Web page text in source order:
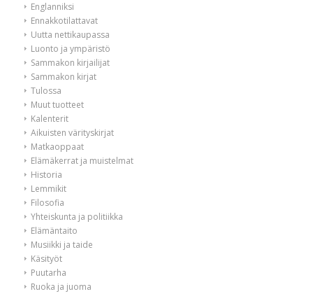
Englanniksi
Ennakkotilattavat
Uutta nettikaupassa
Luonto ja ympäristö
Sammakon kirjailijat
Sammakon kirjat
Tulossa
Muut tuotteet
Kalenterit
Aikuisten värityskirjat
Matkaoppaat
Elämäkerrat ja muistelmat
Historia
Lemmikit
Filosofia
Yhteiskunta ja politiikka
Elämäntaito
Musiikki ja taide
Käsityöt
Puutarha
Ruoka ja juoma